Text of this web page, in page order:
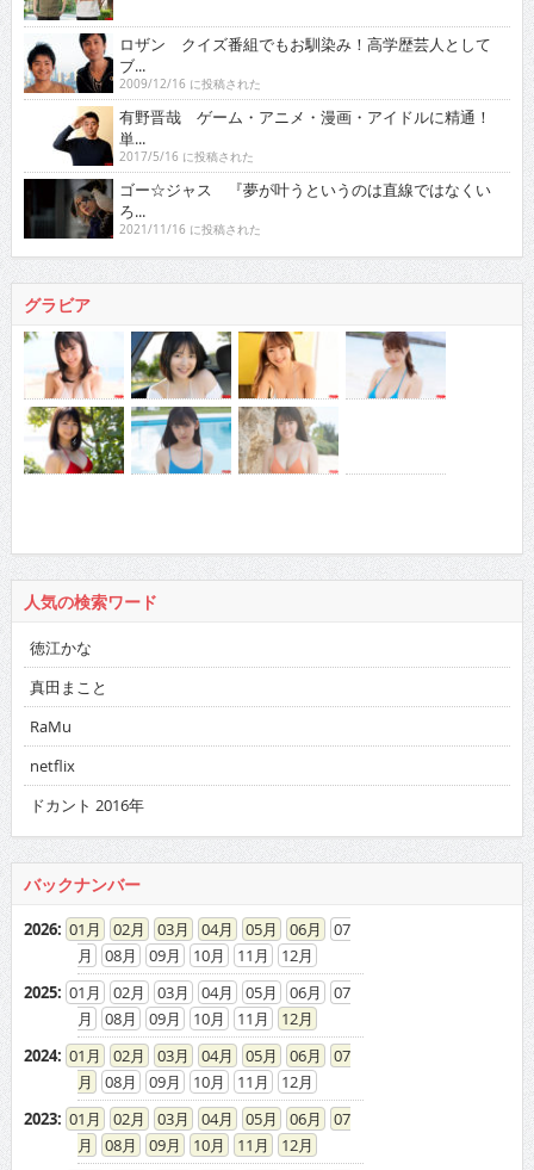
ロザン クイズ番組でもお馴染み！高学歴芸人として
ブ...
2009/12/16 に投稿された
有野晋哉 ゲーム・アニメ・漫画・アイドルに精通！
単...
2017/5/16 に投稿された
ゴー☆ジャス 『夢が叶うというのは直線ではなくい
ろ...
2021/11/16 に投稿された
グラビア
人気の検索ワード
徳江かな
真田まこと
RaMu
netflix
ドカント 2016年
バックナンバー
2026: 01 02 03 04 05 06
07
08
09 10 11
12
2025: 01 02 03 04 05 06
07
08
09 10 11
12
2024: 01 02 03 04 05 06
07
08
09 10 11
12
2023: 01 02 03 04 05 06
07
08
09 10 11
12